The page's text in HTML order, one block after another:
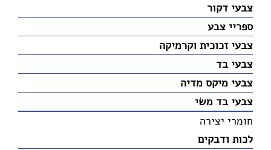
צבעי דקור
ספריי צבע
צבעי זכוכית וקרמיקה
צבעי בד
צבעי מיקס מדיה
צבעי בד משי
חומרי יצירה
לכות ודבקים